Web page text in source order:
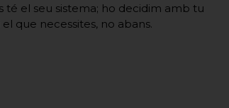
té el seu sistema; ho decidim amb tu
que necessites, no abans.